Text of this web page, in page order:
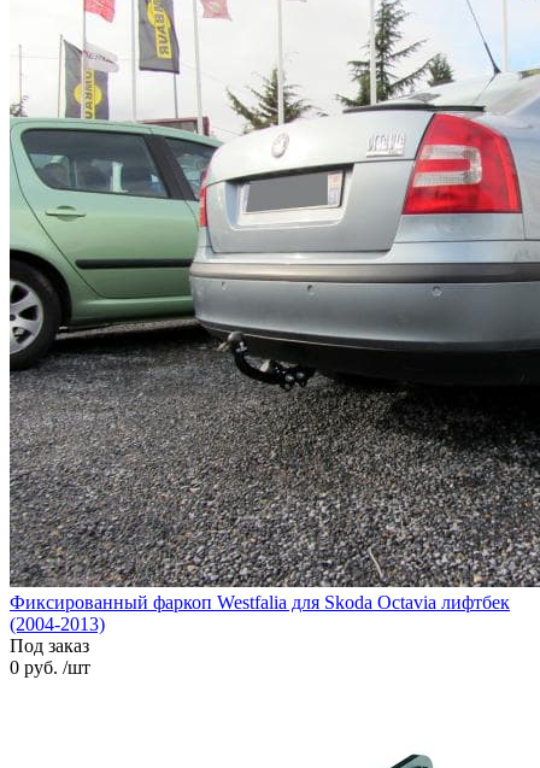
Фиксированный фаркоп Westfalia для Skoda Octavia лифтбек
(2004-2013)
Под заказ
0 руб. /шт